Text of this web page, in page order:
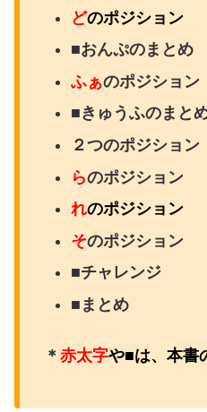
どのポジション
■おんぷのまとめ
ふぁのポジション
■きゅうふのまと
２つのポジション
らのポジション
れのポジション
そのポジション
■チャレンジ
■まとめ
＊ 赤太字や■は、本書